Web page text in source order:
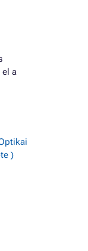
el a
)